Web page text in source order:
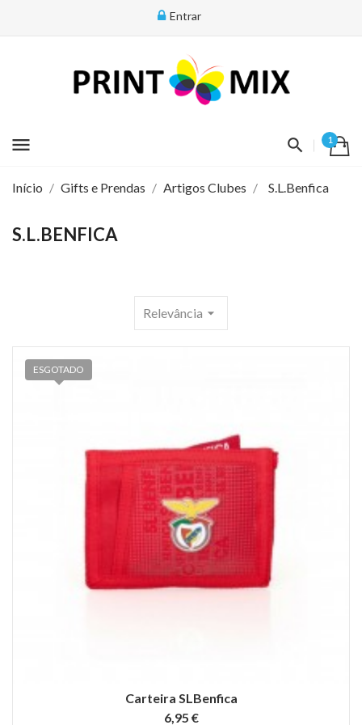
Entrar
menu 1
Início Gifts e Prendas Artigos Clubes S.L.Benfica
S.L.BENFICA
Relevância arrow_drop_down
Carteira SLBenfica
6,95 €
ESGOTADO